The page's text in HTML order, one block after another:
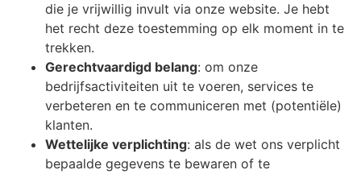
die je vrijwillig invult via onze website. Je hebt
het recht deze toestemming op elk moment in te
trekken.
Gerechtvaardigd belang: om onze
bedrijfsactiviteiten uit te voeren, services te
verbeteren en te communiceren met (potentiële)
klanten.
Wettelijke verplichting: als de wet ons verplicht
bepaalde gegevens te bewaren of te